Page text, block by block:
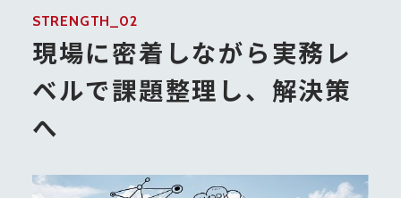
STRENGTH_02
現場に密着しながら実務レ
ベルで課題整理し、解決策
へ